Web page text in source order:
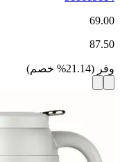
69.00
87.50
وفر (
21.14
% خصم)